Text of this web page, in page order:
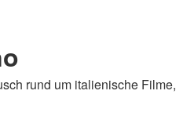
rund um italienische Filme,